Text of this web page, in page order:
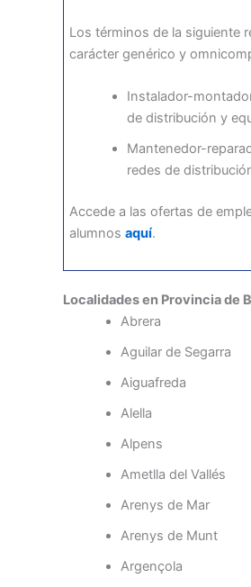
Los términos de la siguiente
carácter genérico y
Instalador-
de distribución y
Mantenedor-
redes de
Accede a las ofertas de
alumnos aquí.
Localidades en Provincia de
Abrera
Aguilar de Segarra
Aiguafreda
Alella
Alpens
Ametlla del Vallés
Arenys de Mar
Arenys de Munt
Argençola